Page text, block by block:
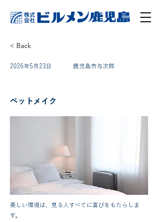
< Back
2026年5月23日 鹿児島市与次郎
ベットメイク
美しい環境は、見る人すべてに喜びをもたらしま
す。